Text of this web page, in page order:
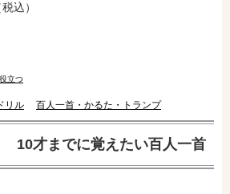
込）
立つ
リル 百人一首・かるた・トランプ
10才までに覚えたい百人一首